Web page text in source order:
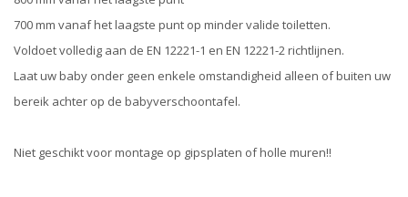
700 mm vanaf het laagste punt op minder valide toiletten.
Voldoet volledig aan de EN 12221-1 en EN 12221-2 richtlijnen.
Laat uw baby onder geen enkele omstandigheid alleen of buiten uw
bereik achter op de babyverschoontafel.
Niet geschikt voor montage op gipsplaten of holle muren!!